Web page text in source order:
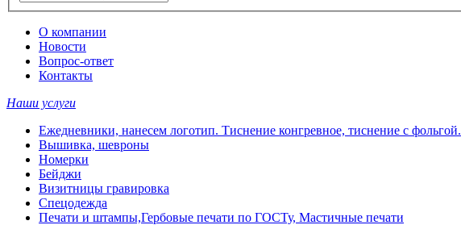
О компании
Новости
Вопрос-ответ
Контакты
Наши услуги
Ежедневники, нанесем логотип. Тиснение конгревное, тиснение с фольгой.
Вышивка, шевроны
Номерки
Бейджи
Визитницы гравировка
Спецодежда
Печати и штампы,Гербовые печати по ГОСТу, Мастичные печати